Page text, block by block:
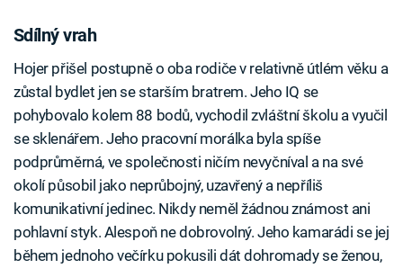
Sdílný vrah
Hojer přišel postupně o oba rodiče v relativně útlém věku a
zůstal bydlet jen se starším bratrem. Jeho IQ se
pohybovalo kolem 88 bodů, vychodil zvláštní školu a vyučil
se sklenářem. Jeho pracovní morálka byla spíše
podprůměrná, ve společnosti ničím nevyčníval a na své
okolí působil jako neprůbojný, uzavřený a nepříliš
komunikativní jedinec. Nikdy neměl žádnou známost ani
pohlavní styk. Alespoň ne dobrovolný. Jeho kamarádi se jej
během jednoho večírku pokusili dát dohromady se ženou,